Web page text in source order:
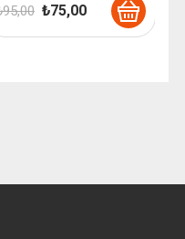
95,00 Orijinal
₺ 95,00.
₺75,00Şu
andaki
fiyat: